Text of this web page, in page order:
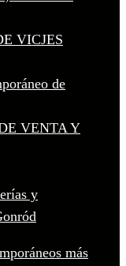
VICJES
de
VENTA Y
y